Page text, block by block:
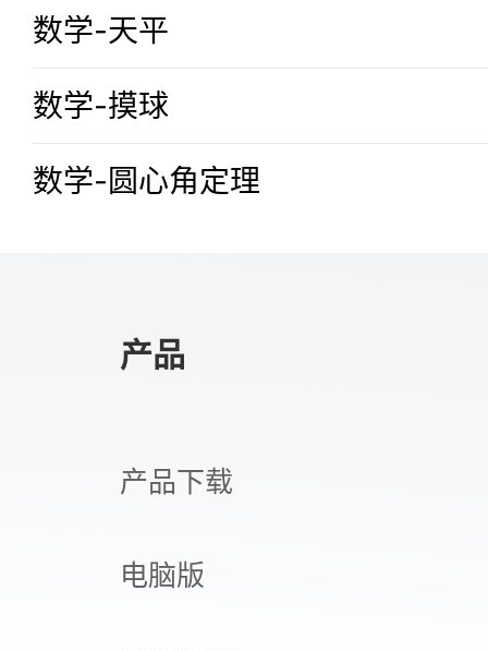
数学-天平
数学-摸球
数学-圆心角定理
产品
产品下载
电脑版